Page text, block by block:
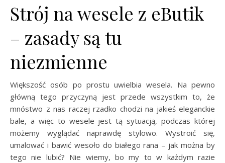
Strój na wesele z eButik
– zasady są tu
niezmienne
Większość osób po prostu uwielbia wesela. Na pewno
główną tego przyczyną jest przede wszystkim to, że
mnóstwo z nas raczej rzadko chodzi na jakieś eleganckie
bale, a więc to wesele jest tą sytuacją, podczas której
możemy wyglądać naprawdę stylowo. Wystroić się,
umalować i bawić wesoło do białego rana – jak można by
tego nie lubić? Nie wiemy, bo my to w każdym razie